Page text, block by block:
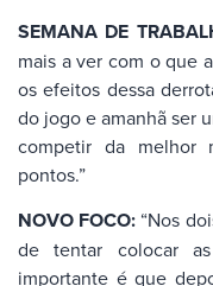
SEMANA DE
mais a ver com o que
os efeitos dessa
do jogo e amanhã ser
competir da melhor
pontos.”
NOVO FOCO: “Nos
de tentar colocar
importante é que